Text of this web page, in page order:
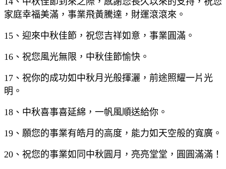
家庭幸福美滿，事業飛黃騰達，財運滾滾來。
15、迎來中秋佳節，祝您吉祥如意，事業圓滿。
16、祝您風光無限，中秋佳節愉快。
17、祝你的成功如中秋月光般揮灑，前途照耀一片光
明。
18、中秋喜事喜延綿，一帆風順送給你。
19、願您的事業有皓月的高度，能力如天空般的寬廣。
20、祝您的事業如同中秋圓月，亮亮堂堂，圓圓滿滿！